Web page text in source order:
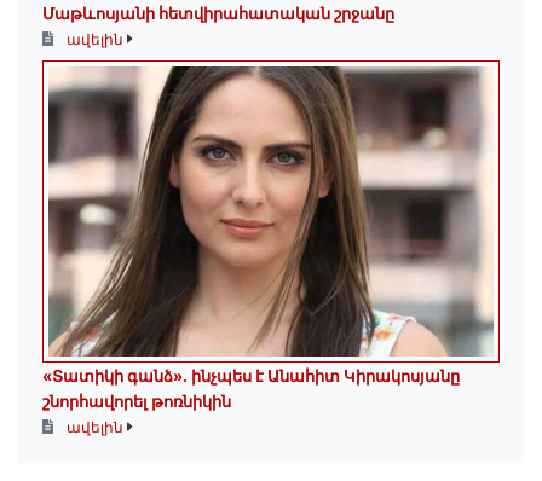
Մաթևոսյանի հետվիրահատական շրջանը
ավելին
«Տատիկի գանձ». ինչպես է Անահիտ Կիրակոսյանը
շնորհավորել թոռնիկին
ավելին